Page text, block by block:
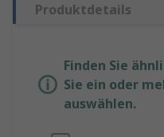
Produktdetails
Finden Sie
Sie ein oder
auswählen.